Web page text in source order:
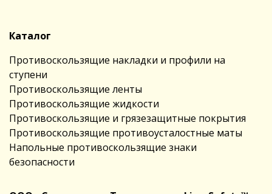
Каталог
Противоскользящие накладки и профили на
ступени
Противоскользящие ленты
Противоскользящие жидкости
Противоскользящие и грязезащитные покрытия
Противоскользящие противоусталостные маты
Напольные противоскользящие знаки
безопасности